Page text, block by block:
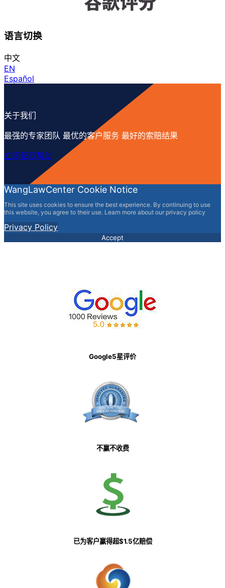
语言切换
中文
EN
Español
关于我们
最强的专家团队 最优的客户服务 最好的索赔结果
立即获取帮助
WangLawCenter Cookie Notice
This site uses cookies to ensure the best experience. By continuing to use
this website, you agree to their use. Learn more about our privacy policy
Privacy Policy
Accept
Google5星评价
不赢不收费
已为客户赢得超$1.5亿赔偿